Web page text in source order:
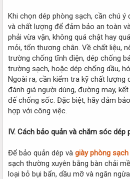
Khi chọn dép phòng sạch, cần chú ý
và chất lượng để đảm bảo an toàn
phải vừa vặn, không quá chật hay
mỏi, tổn thương chân. Về chất liệu,
trường chống tĩnh điện, dép chống
trường sạch, hoặc dép chống dầu,
Ngoài ra, cần kiểm tra kỹ chất lượng
đánh giá người dùng, đường may,
đế chống sốc. Đặc biệt, hãy đảm
hợp với công việc.
IV. Cách bảo quản và chăm sóc dép
Để bảo quản dép và giày phòng sạch
sạch thường xuyên bằng bàn chải
loại bỏ bụi bẩn, dầu mỡ và ngăn